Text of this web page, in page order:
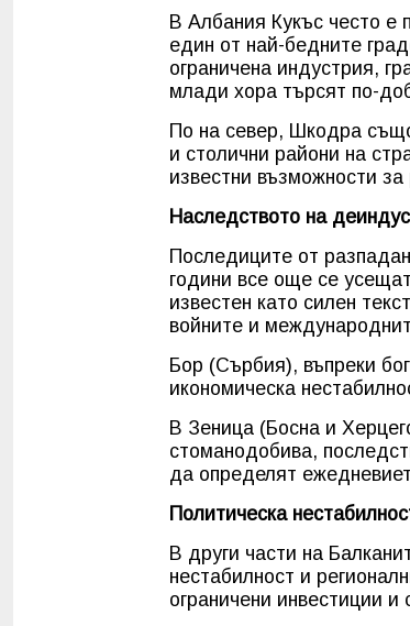
В Албания Кукъс често е
един от най-бедните
ограничена индустрия,
млади хора търсят по-
По на север, Шкодра
и столични райони на
известни възможности за
Наследството на
Последиците от
години все още се
известен като силен
войните и
Бор (Сърбия), въпреки
икономическа
В Зеница (Босна и
стоманодобива,
да определят
Политическа
В други части на
нестабилност и
ограничени инвестиции